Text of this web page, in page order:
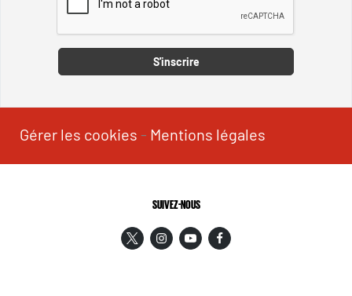
S'inscrire
Gérer les cookies - Mentions légales
SUIVEZ-NOUS